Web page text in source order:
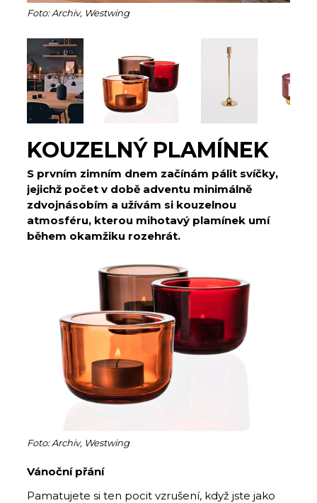
Foto: Archiv, Westwing
KOUZELNÝ PLAMÍNEK
S prvním zimním dnem začínám pálit svíčky,
jejichž počet v době adventu minimálně
zdvojnásobím a užívám si kouzelnou
atmosféru, kterou mihotavý plamínek umí
během okamžiku rozehrát.
Foto: Archiv, Westwing
Vánoční přání
Pamatujete si ten pocit vzrušení, když jste jako